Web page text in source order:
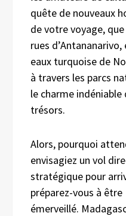
quête de nouveaux
de votre voyage,
rues
eaux turquoise de
à travers les parcs
le charme
trésors.
Alors, pourquoi
envisagiez un vol
stratégique pour
préparez-vous à être
émerveillé.